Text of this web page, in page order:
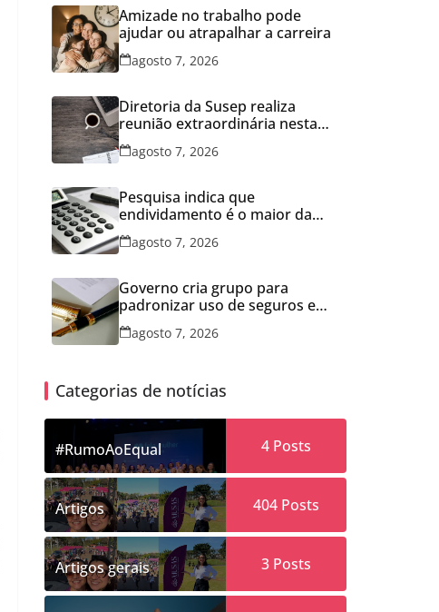
Amizade no trabalho pode
ajudar ou atrapalhar a carreira
agosto 7, 2026
Diretoria da Susep realiza
reunião extraordinária nesta
sexta-feira
agosto 7, 2026
Pesquisa indica que
endividamento é o maior da
série histórica
agosto 7, 2026
Governo cria grupo para
padronizar uso de seguros em
concessões
agosto 7, 2026
Categorias de notícias
#RumoAoEqual 4Posts
Artigos 404Posts
Artigos gerais 3Posts